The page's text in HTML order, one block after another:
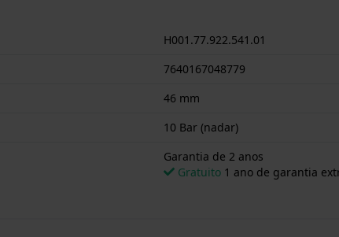
H001.77.922.541.01
7640167048779
46 mm
10 Bar (nadar)
Garantia de 2 anos
Gratuito 1 ano de garantia